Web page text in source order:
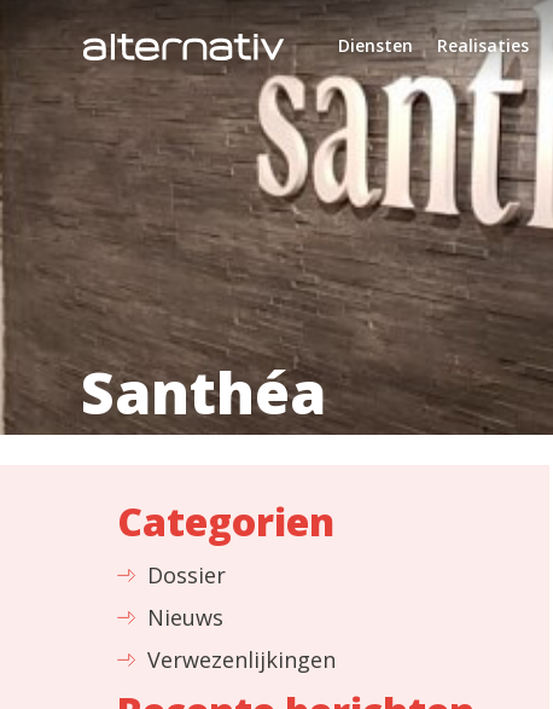
Diensten Realisaties
Santhéa
Categorien
Dossier
Nieuws
Verwezenlijkingen